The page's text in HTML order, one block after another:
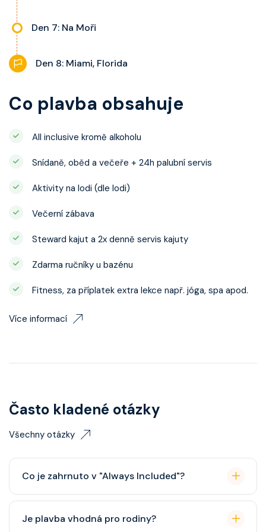
Den 7: Na Moři
Den 8: Miami, Florida
Co plavba obsahuje
All inclusive kromě alkoholu
Snídaně, oběd a večeře + 24h palubní servis
Aktivity na lodi (dle lodi)
Večerní zábava
Steward kajut a 2x denně servis kajuty
Zdarma ručníky u bazénu
Fitness, za příplatek extra lekce např. jóga, spa apod.
Více informací
Často kladené otázky
Všechny otázky
Co je zahrnuto v "Always Included"?
Classic nápojový balíček (možný upgrade na Premium
balíček), základní Wi-Fi.
Je plavba vhodná pro rodiny?